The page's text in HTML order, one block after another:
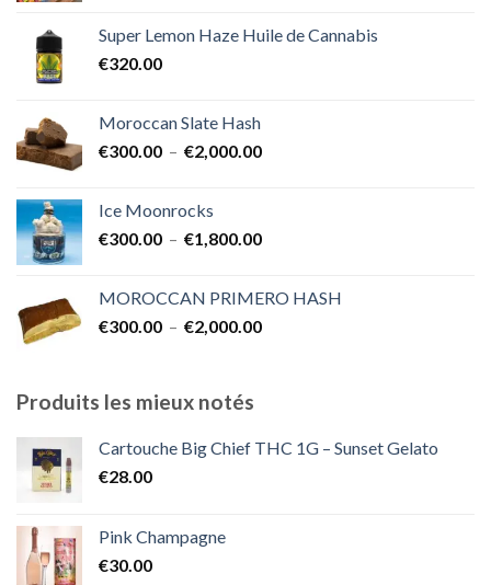
€350.00
Super Lemon Haze Huile de Cannabis
€320.00
Moroccan Slate Hash
€300.00 – €2,000.00Plage
à
Ice Moonrocks
€300.00 – €1,800.00Plage
€300.00
à
MOROCCAN PRIMERO HASH
€300.00 – €2,000.00Plage
€2,000.00
Produits les mieux notés
Cartouche Big Chief THC 1G – Sunset Gelato
€28.00
Pink Champagne
€30.00